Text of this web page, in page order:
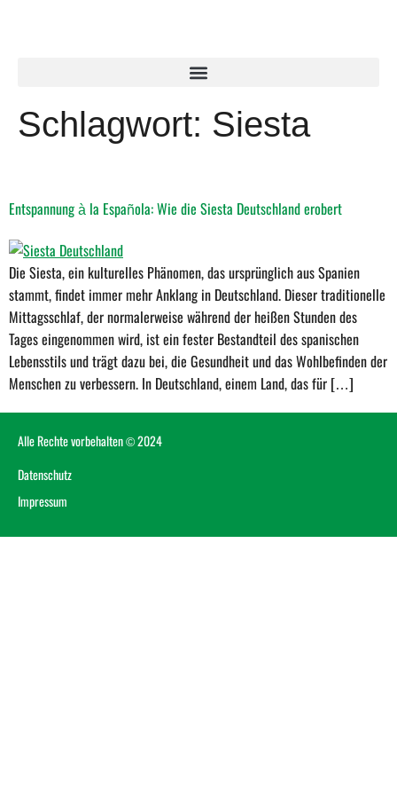
Schlagwort: Siesta
Entspannung à la Española: Wie die Siesta Deutschland erobert
Die Siesta, ein kulturelles Phänomen, das ursprünglich aus Spanien
stammt, findet immer mehr Anklang in Deutschland. Dieser traditionelle
Mittagsschlaf, der normalerweise während der heißen Stunden des
Tages eingenommen wird, ist ein fester Bestandteil des spanischen
Lebensstils und trägt dazu bei, die Gesundheit und das Wohlbefinden der
Menschen zu verbessern. In Deutschland, einem Land, das für […]
Alle Rechte vorbehalten © 2024
Datenschutz
Impressum